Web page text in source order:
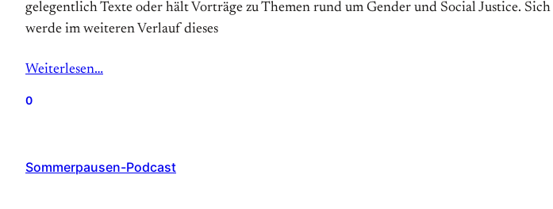
gelegentlich Texte oder hält Vorträge zu Themen rund um Gender und Social Justice.
werde im weiteren Verlauf dieses
Weiterlesen…
0
Sommerpausen-Podcast